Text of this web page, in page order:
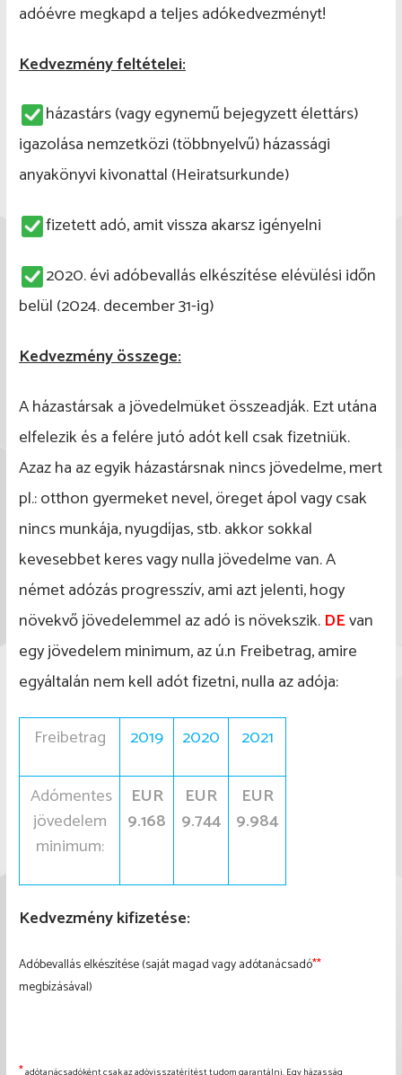
adóévre megkapd a teljes adókedvezményt!
Kedvezmény feltételei:
házastárs (vagy egynemű bejegyzett élettárs)
igazolása nemzetközi (többnyelvű) házassági
anyakönyvi kivonattal (Heiratsurkunde)
fizetett adó, amit vissza akarsz igényelni
2020. évi adóbevallás elkészítése elévülési időn
belül (2024. december 31-ig)
Kedvezmény összege:
A házastársak a jövedelmüket összeadják. Ezt utána
elfelezik és a felére jutó adót kell csak fizetniük.
Azaz ha az egyik házastársnak nincs jövedelme, mert
pl.: otthon gyermeket nevel, öreget ápol vagy csak
nincs munkája, nyugdíjas, stb. akkor sokkal
kevesebbet keres vagy nulla jövedelme van. A
német adózás progresszív, ami azt jelenti, hogy
növekvő jövedelemmel az adó is növekszik.DEvan
egy jövedelem minimum, az ú.n Freibetrag, amire
egyáltalán nem kell adót fizetni, nulla az adója:
Freibetrag
2019 2020 2021
Adómentes
jövedelem
minimum:
EUR
9.168
EUR
9.744
EUR
9.984
Kedvezmény kifizetése:
Adóbevallás elkészítése (saját magad vagy adótanácsadó**
megbízásával)